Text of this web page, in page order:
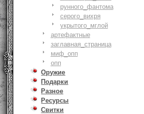
рунного_фантома
серого_вихря
укрытого_мглой
артефактные
заглавная_страница
миф_опп
опп
Оружие
Подарки
Разное
Ресурсы
Свитки